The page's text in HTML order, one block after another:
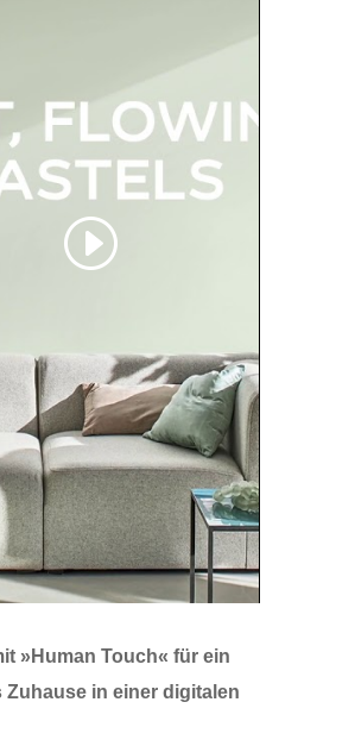
»Human Touch« für ein
Zuhause in einer digitalen